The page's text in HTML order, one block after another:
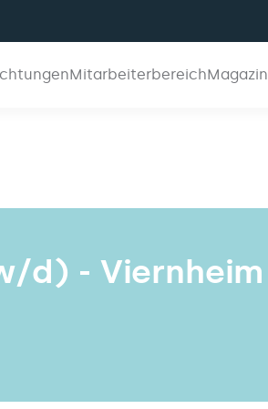
MitarbeiterbereichMagazin
d) - Viernheim